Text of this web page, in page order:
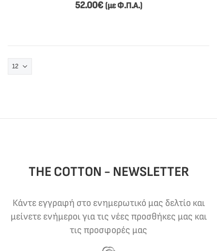
52.00€ (με Φ.Π.Α.)
THE COTTON - NEWSLETTER
Κάντε εγγραφή στο ενημερωτικό μας δελτίο και
μείνετε ενήμεροι για τις νέες προσθήκες μας και
τις προσφορές μας